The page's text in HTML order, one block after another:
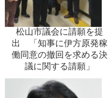
松山市議会に請願を提
出 「知事に伊方原発稼
働同意の撤回を求める決
議に関する請願」